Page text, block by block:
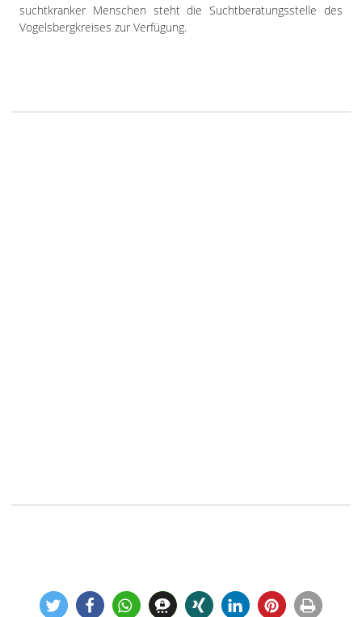
suchtkranker Menschen steht die Suchtberatungsstelle des
Vogelsbergkreises zur Verfügung.